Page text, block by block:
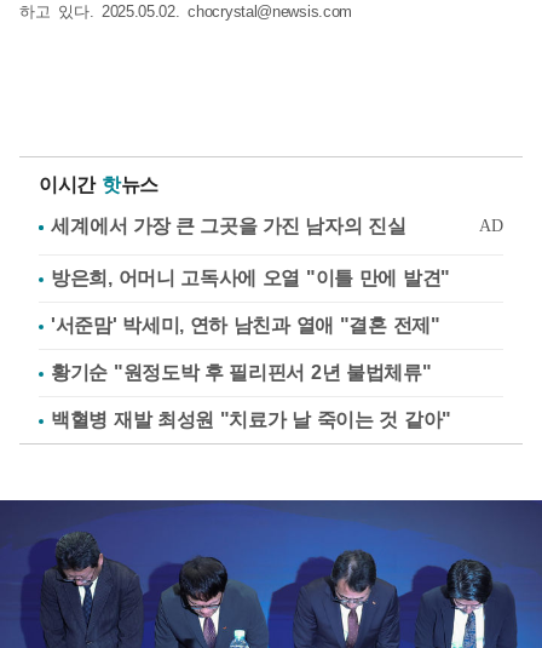
하고 있다. 2025.05.02.chocrystal@newsis.com
이시간 핫뉴스
방은희, 어머니 고독사에 오열 "이틀 만에 발견"
'서준맘' 박세미, 연하 남친과 열애 "결혼 전제"
황기순 "원정도박 후 필리핀서 2년 불법체류"
백혈병 재발 최성원 "치료가 날 죽이는 것 같아"